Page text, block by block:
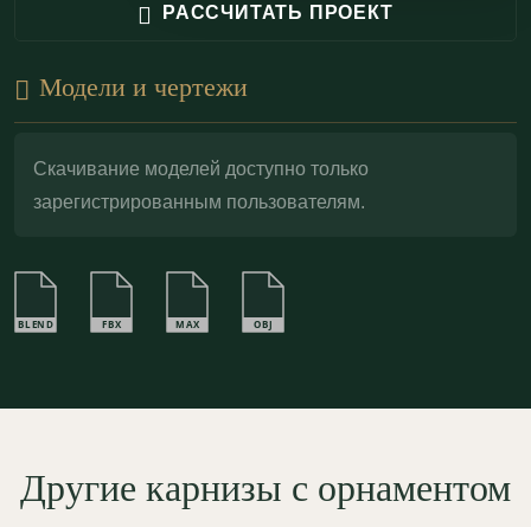
РАССЧИТАТЬ ПРОЕКТ
Модели и чертежи
Скачивание моделей доступно только
зарегистрированным пользователям.
BLEND FBX MAX OBJ
Другие карнизы с орнаментом